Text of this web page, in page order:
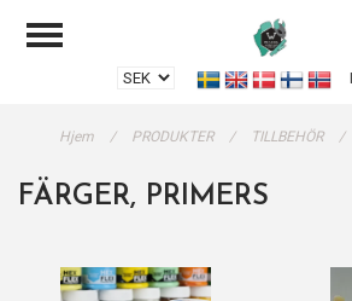
Hjem / PRODUKTER / TILLBEHÖR /
FÄRGER, PRIMERS